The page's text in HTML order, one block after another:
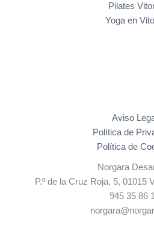
Pilates
Yoga en
Aviso
Política de
Política de
Norgara
P.º de la Cruz Roja, 5, 01015
945 35 86